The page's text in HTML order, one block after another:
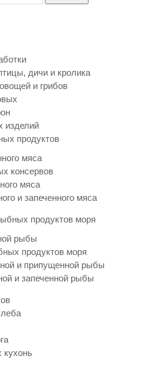
дичи и кролика
и грибов
изделий
продуктов
мяса
консервов
мяса
и запеченного мяса
продуктов моря
рыбы
продуктов моря
и припущенной рыбы
и запеченной рыбы